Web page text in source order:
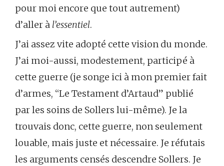
pour moi encore que tout autrement)
d’aller à l’essentiel.
J’ai assez vite adopté cette vision du monde.
J’ai moi-aussi, modestement, participé à
cette guerre (je songe ici à mon premier fait
d’armes, “Le Testament d’Artaud” publié
par les soins de Sollers lui-même). Je la
trouvais donc, cette guerre, non seulement
louable, mais juste et nécessaire. Je réfutais
les arguments censés descendre Sollers. Je